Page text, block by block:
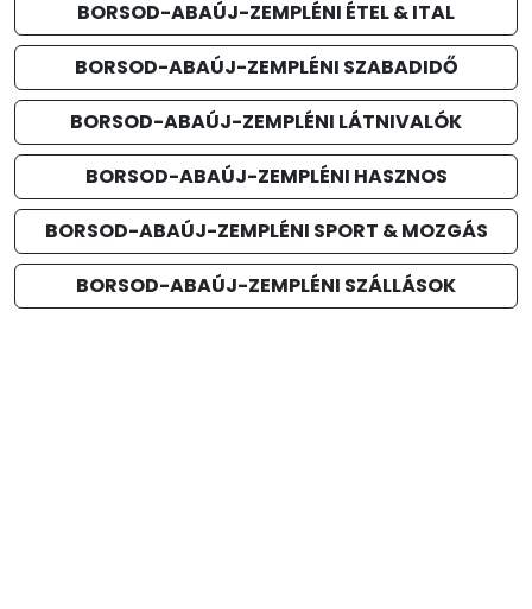
BORSOD-ABAÚJ-ZEMPLÉNI ÉTEL & ITAL
BORSOD-ABAÚJ-ZEMPLÉNI SZABADIDŐ
BORSOD-ABAÚJ-ZEMPLÉNI LÁTNIVALÓK
BORSOD-ABAÚJ-ZEMPLÉNI HASZNOS
BORSOD-ABAÚJ-ZEMPLÉNI SPORT & MOZGÁS
BORSOD-ABAÚJ-ZEMPLÉNI SZÁLLÁSOK